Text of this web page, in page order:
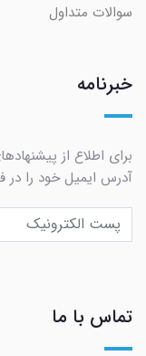
سوالات متداول
خبرنامه
برای اطلاع از
آدرس ایمیل خود را در
تماس با ما